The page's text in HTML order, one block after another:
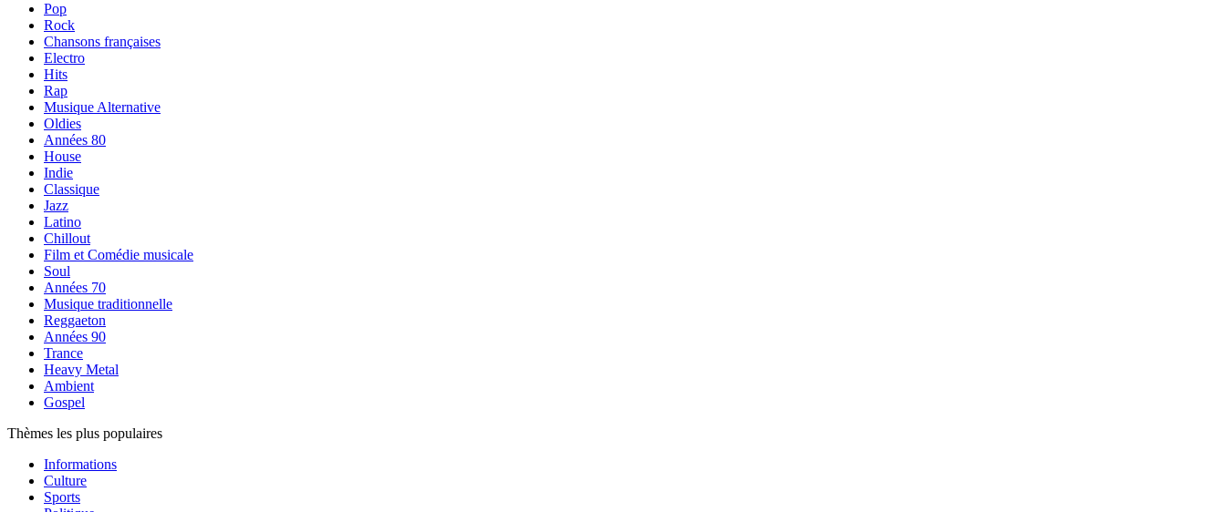
Pop
Rock
Chansons françaises
Electro
Hits
Rap
Musique Alternative
Oldies
Années 80
House
Indie
Classique
Jazz
Latino
Chillout
Film et Comédie musicale
Soul
Années 70
Musique traditionnelle
Reggaeton
Années 90
Trance
Heavy Metal
Ambient
Gospel
Thèmes les plus populaires
Informations
Culture
Sports